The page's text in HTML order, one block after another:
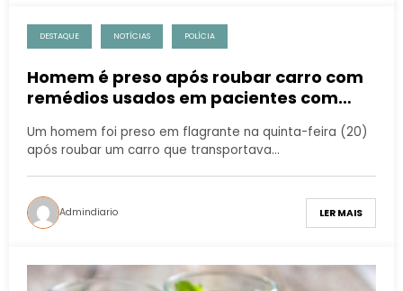
DESTAQUE NOTÍCIAS POLÍCIA
Homem é preso após roubar carro com
remédios usados em pacientes com
Um homem foi preso em flagrante na quinta-feira (20)
após roubar um carro que transportava…
Admindiario LER MAIS